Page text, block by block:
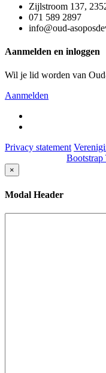
Zijlstroom 137,
071 589 2897
info@oud-
Aanmelden en inloggen
Wil je lid worden van
Aanmelden
Privacy statement
Bootstrap
×
Modal Header